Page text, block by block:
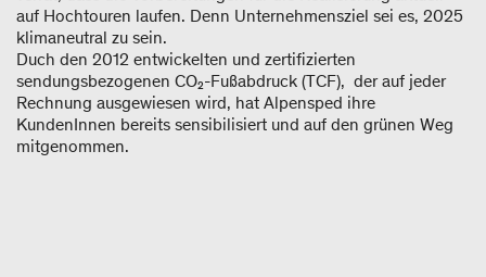
auf Hochtouren laufen. Denn Unternehmensziel sei es, 2025
klimaneutral zu sein.
Duch den 2012 entwickelten und zertifizierten
sendungsbezogenen CO₂-Fußabdruck (TCF), der auf jeder
Rechnung ausgewiesen wird, hat Alpensped ihre
KundenInnen bereits sensibilisiert und auf den grünen Weg
mitgenommen.